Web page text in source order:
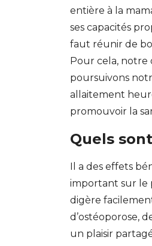
entière à la
ses capacités
faut réunir de
Pour cela, notre
poursuivons
allaitement
promouvoir la
Quels
Il a des effets
important sur le
digère
d’ostéoporose,
un plaisir